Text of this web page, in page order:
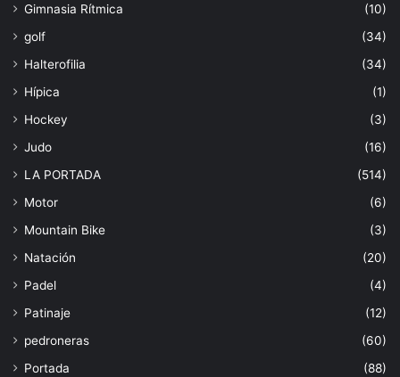
Gimnasia Rítmica
(10)
golf
(34)
Halterofilia
(34)
Hípica
(1)
Hockey
(3)
Judo
(16)
LA PORTADA
(514)
Motor
(6)
Mountain Bike
(3)
Natación
(20)
Padel
(4)
Patinaje
(12)
pedroneras
(60)
Portada
(88)